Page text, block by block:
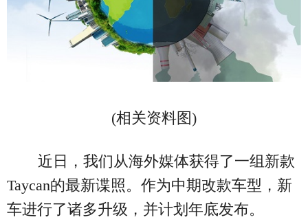
(相关资料图)
近日，我们从海外媒体获得了一组新款
Taycan的最新谍照。作为中期改款车型，新
车进行了诸多升级，并计划年底发布。